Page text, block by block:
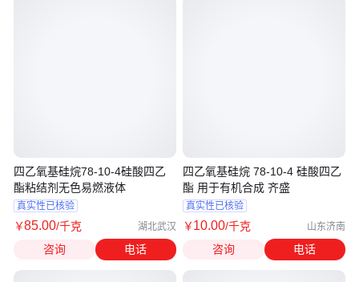
四乙氧基硅烷78-10-4硅酸四乙
酯粘结剂无色易燃液体
真实性已核验
￥85.00/千克 湖北武汉
咨询 电话
四乙氧基硅烷 78-10-4 硅酸四乙
酯 用于有机合成 齐盛
真实性已核验
￥10.00/千克 山东济南
咨询 电话